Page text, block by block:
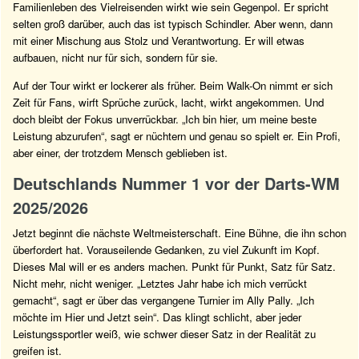
Familienleben des Vielreisenden wirkt wie sein Gegenpol. Er spricht
selten groß darüber, auch das ist typisch Schindler. Aber wenn, dann
mit einer Mischung aus Stolz und Verantwortung. Er will etwas
aufbauen, nicht nur für sich, sondern für sie.
Auf der Tour wirkt er lockerer als früher. Beim Walk-On nimmt er sich
Zeit für Fans, wirft Sprüche zurück, lacht, wirkt angekommen. Und
doch bleibt der Fokus unverrückbar. „Ich bin hier, um meine beste
Leistung abzurufen“, sagt er nüchtern und genau so spielt er. Ein Profi,
aber einer, der trotzdem Mensch geblieben ist.
Deutschlands Nummer 1 vor der Darts-WM
2025/2026
Jetzt beginnt die nächste Weltmeisterschaft. Eine Bühne, die ihn schon
überfordert hat. Vorauseilende Gedanken, zu viel Zukunft im Kopf.
Dieses Mal will er es anders machen. Punkt für Punkt, Satz für Satz.
Nicht mehr, nicht weniger. „Letztes Jahr habe ich mich verrückt
gemacht“, sagt er über das vergangene Turnier im Ally Pally. „Ich
möchte im Hier und Jetzt sein“. Das klingt schlicht, aber jeder
Leistungssportler weiß, wie schwer dieser Satz in der Realität zu
greifen ist.